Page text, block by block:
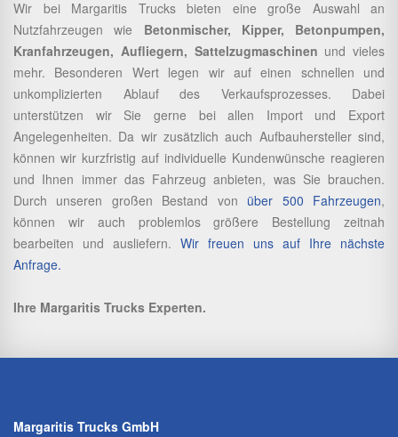
Wir bei Margaritis Trucks bieten eine große Auswahl an
Nutzfahrzeugen wie Betonmischer, Kipper, Betonpumpen,
Kranfahrzeugen, Aufliegern, Sattelzugmaschinen und vieles
mehr. Besonderen Wert legen wir auf einen schnellen und
unkomplizierten Ablauf des Verkaufsprozesses. Dabei
unterstützen wir Sie gerne bei allen Import und Export
Angelegenheiten. Da wir zusätzlich auch Aufbauhersteller sind,
können wir kurzfristig auf individuelle Kundenwünsche reagieren
und Ihnen immer das Fahrzeug anbieten, was Sie brauchen.
Durch unseren großen Bestand von über 500 Fahrzeugen,
können wir auch problemlos größere Bestellung zeitnah
bearbeiten und ausliefern. Wir freuen uns auf Ihre nächste
Anfrage.
Ihre Margaritis Trucks Experten.
Margaritis Trucks GmbH